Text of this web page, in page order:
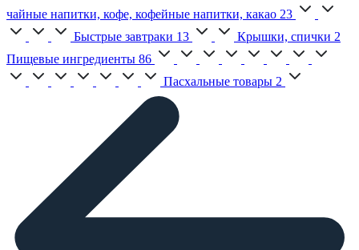
чайные напитки, кофе, кофейные напитки, какао 23
Быстрые завтраки 13 Крышки, спички 2
Пищевые ингредиенты 86
Пасхальные товары 2